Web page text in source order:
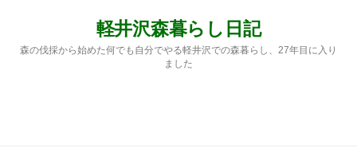
軽井沢森暮らし日記
森の伐採から始めた何でも自分でやる軽井沢での森暮らし、27年目に入り
ました